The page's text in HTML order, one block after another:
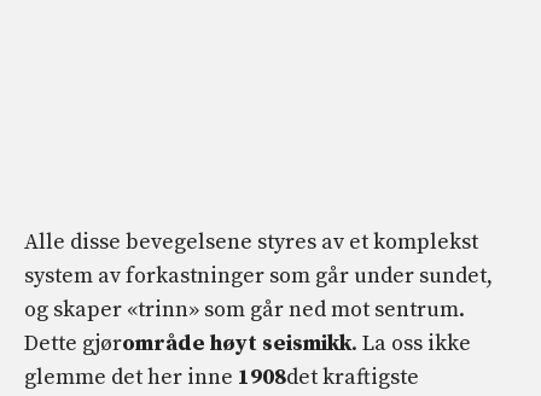
Alle disse bevegelsene styres av et komplekst
system av forkastninger som går under sundet,
og skaper «trinn» som går ned mot sentrum.
Dette gjørområde høyt seismikk. La oss ikke
glemme det her inne 1908det kraftigste